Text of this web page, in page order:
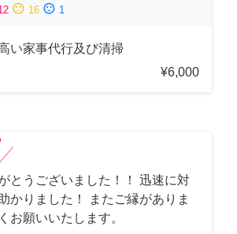
sentiment_neutral 16 sentiment_dissatisfied 1
い家事代行及び清掃
¥6,000
とうございました！！ 迅速に対
かりました！ またご縁がありま
お願いいたします。